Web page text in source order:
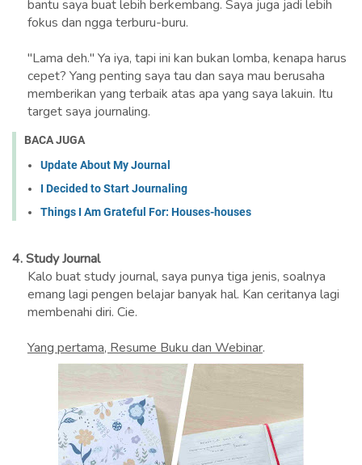
bantu saya buat lebih berkembang. Saya juga jadi lebih
fokus dan ngga terburu-buru.
"Lama deh." Ya iya, tapi ini kan bukan lomba, kenapa harus
cepet? Yang penting saya tau dan saya mau berusaha
memberikan yang terbaik atas apa yang saya lakuin. Itu
target saya journaling.
BACA JUGA
Update About My Journal
I Decided to Start Journaling
Things I Am Grateful For: Houses-houses
4.Study Journal
Kalo buat study journal, saya punya tiga jenis, soalnya
emang lagi pengen belajar banyak hal. Kan ceritanya lagi
membenahi diri. Cie.
Yang pertama, Resume Buku dan Webinar.